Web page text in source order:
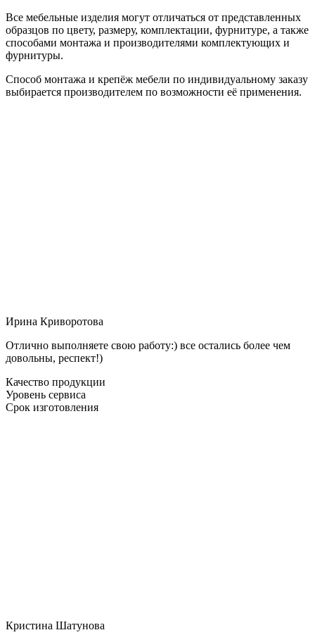
Все мебельные изделия могут отличаться от представленных
образцов по цвету, размеру, комплектации, фурнитуре, а также
способами монтажа и производителями комплектующих и
фурнитуры.
Способ монтажа и крепёж мебели по индивидуальному заказу
выбирается производителем по возможности её применения.
Ирина Криворотова
Отлично выполняете свою работу:) все остались более чем
довольны, респект!)
Качество продукции
Уровень сервиса
Срок изготовления
Кристина Шатунова